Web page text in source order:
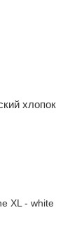
хлопок